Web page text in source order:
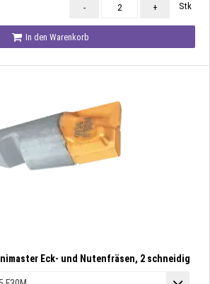
- + Stk
In den Warenkorb
Eck- und Nutenfräsen, 2 schneidig